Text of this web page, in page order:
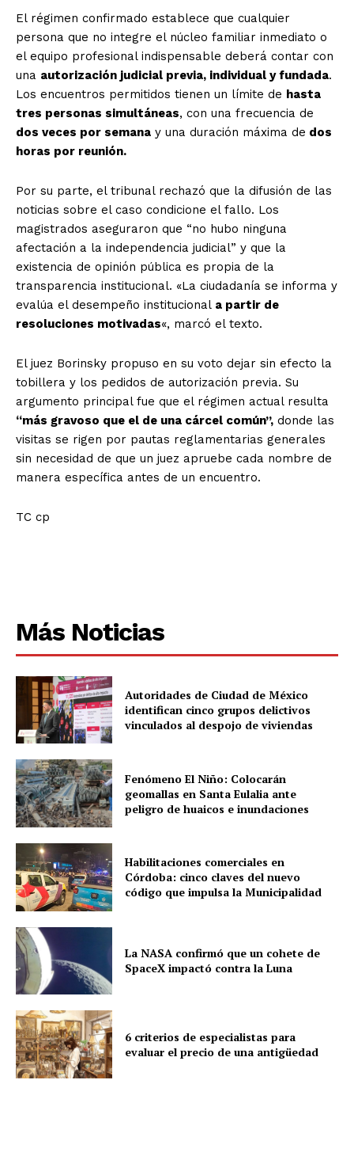
El régimen confirmado establece que cualquier
persona que no integre el núcleo familiar inmediato o
el equipo profesional indispensable deberá contar con
una autorización judicial previa, individual y fundada.
Los encuentros permitidos tienen un límite de hasta
tres personas simultáneas, con una frecuencia de
dos veces por semana y una duración máxima de dos
horas por reunión.
Por su parte, el tribunal rechazó que la difusión de las
noticias sobre el caso condicione el fallo. Los
magistrados aseguraron que “no hubo ninguna
afectación a la independencia judicial” y que la
existencia de opinión pública es propia de la
transparencia institucional. «La ciudadanía se informa y
evalúa el desempeño institucional a partir de
resoluciones motivadas«, marcó el texto.
El juez Borinsky propuso en su voto dejar sin efecto la
tobillera y los pedidos de autorización previa. Su
argumento principal fue que el régimen actual resulta
“más gravoso que el de una cárcel común”, donde las
visitas se rigen por pautas reglamentarias generales
sin necesidad de que un juez apruebe cada nombre de
manera específica antes de un encuentro.
TC cp
Más Noticias
Autoridades de Ciudad de México
identifican cinco grupos delictivos
vinculados al despojo de viviendas
Fenómeno El Niño: Colocarán
geomallas en Santa Eulalia ante
peligro de huaicos e inundaciones
Habilitaciones comerciales en
Córdoba: cinco claves del nuevo
código que impulsa la Municipalidad
La NASA confirmó que un cohete de
SpaceX impactó contra la Luna
6 criterios de especialistas para
evaluar el precio de una antigüedad